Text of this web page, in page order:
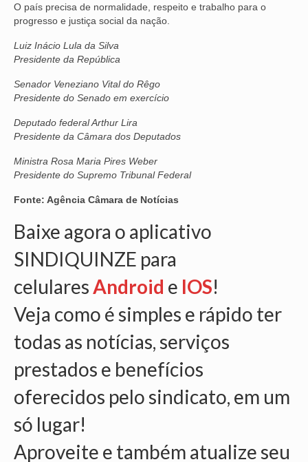
SOROCABA
NOTÍCIAS
BOLETIM
CONVÊNIOS
SINDICALIZE-SE
JURÍDICO
NÚCLEOS
APOSENTADOS
AGENTES DE POLÍCIA JUDICIAL
ANALISTAS JUDICIÁRIOS
ACESSIBILIDADE E INCLUSÃO
LGBTQIA+
MULHERES
OFICIAIS DE JUSTIÇA
SAÚDE
O país precisa de normalidade, respeito e trabalho para o
progresso e justiça social da nação.
Luiz Inácio Lula da Silva
Presidente da República
Senador Veneziano Vital do Rêgo
Presidente do Senado em exercício
Deputado federal Arthur Lira
Presidente da Câmara dos Deputados
Ministra Rosa Maria Pires Weber
Presidente do Supremo Tribunal Federal
Fonte: Agência Câmara de Notícias
Baixe agora o aplicativo
SINDIQUINZE para
celularesAndroid e IOS!
Veja como é simples e rápido ter
todas as notícias, serviços
prestados e benefícios
oferecidos pelo sindicato, em um
só lugar!
Aproveite e também atualize seu